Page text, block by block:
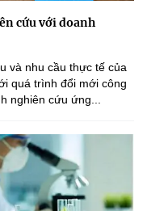
cứu với doanh
và nhu cầu thực tế của
quá trình đổi mới công
nghiên cứu ứng...